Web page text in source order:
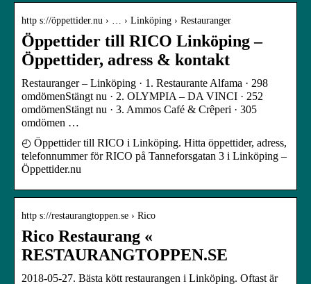
http s://öppettider.nu › … › Linköping › Restauranger
Öppettider till RICO Linköping –
Öppettider, adress & kontakt
Restauranger – Linköping · 1. Restaurante Alfama · 298
omdömenStängt nu · 2. OLYMPIA – DA VINCI · 252
omdömenStängt nu · 3. Ammos Café & Crêperi · 305
omdömen …
◴ Öppettider till RICO i Linköping. Hitta öppettider, adress,
telefonnummer för RICO på Tanneforsgatan 3 i Linköping –
Öppettider.nu
http s://restaurangtoppen.se › Rico
Rico Restaurang «
RESTAURANGTOPPEN.SE
2018-05-27. Bästa kött restaurangen i Linköping. Oftast är